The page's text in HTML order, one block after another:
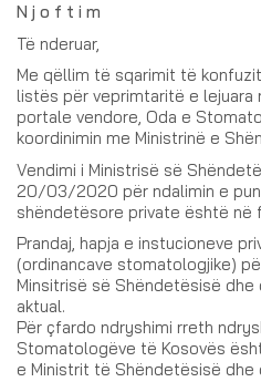
N j o f t i m
Të nderuar,
Me qëllim të sqarimit të
listës për veprimtaritë e lejuara
portale vendore, Oda e
koordinimin me Ministrinë e
Vendimi i Ministrisë së
20/03/2020 për ndalimin e
shëndetësore private është në
Prandaj, hapja e instucioneve
(ordinancave stomatologjike)
Minsitrisë së Shëndetësisë
aktual.
Për çfardo ndryshimi rreth
Stomatologëve të Kosovës
e Ministrit të Shëndetësisë dhe